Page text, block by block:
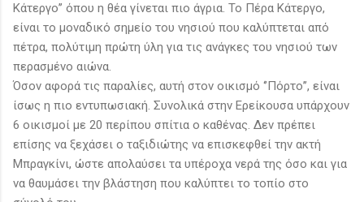
Κάτεργο’’ όπου η θέα γίνεται πιο άγρια. Το Πέρα Κάτεργο,
είναι το μοναδικό σημείο του νησιού που καλύπτεται από
πέτρα, πολύτιμη πρώτη ύλη για τις ανάγκες του νησιού των
περασμένο αιώνα.
Όσον αφορά τις παραλίες, αυτή στον οικισμό ‘’Πόρτο’’, είναι
ίσως η πιο εντυπωσιακή. Συνολικά στην Ερείκουσα υπάρχουν
6 οικισμοί με 20 περίπου σπίτια ο καθένας. Δεν πρέπει
επίσης να ξεχάσει ο ταξιδιώτης να επισκεφθεί την ακτή
Μπραγκίνι, ώστε απολαύσει τα υπέροχα νερά της όσο και για
να θαυμάσει την βλάστηση που καλύπτει το τοπίο στο